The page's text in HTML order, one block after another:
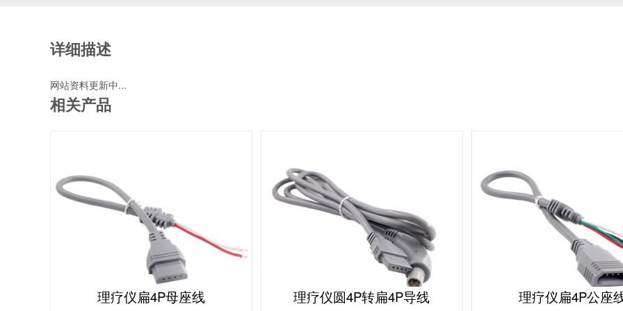
详细描述
网站资料更新中...
相关产品
理疗仪扁4P母座线 理疗仪圆4P转扁4P导线 理疗仪扁4P公座